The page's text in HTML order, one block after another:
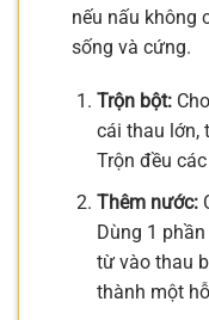
nếu nấu không
sống và cứng.
Trộn bột:
cái thau lớn,
Trộn đều
Thêm nước:
Dùng 1
từ vào thau
thành một